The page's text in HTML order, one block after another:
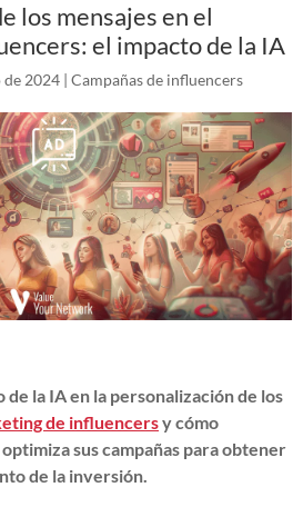
los mensajes en el
el impacto de la IA
de 2024 | Campañas de influencers
de la IA en la personalización de los
de influencersy cómo
sus campañas para obtener
de la inversión.